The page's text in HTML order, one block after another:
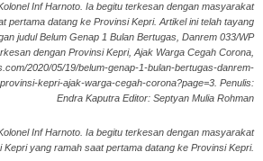
Inf Harnoto. Ia begitu terkesan dengan masyarakat
pertama datang ke Provinsi Kepri. Artikel ini telah tayang
judul Belum Genap 1 Bulan Bertugas, Danrem 033/WP
dengan Provinsi Kepri, Ajak Warga Cegah Corona,
2020/05/19/belum-genap-1-bulan-bertugas-danrem-
kepri-ajak-warga-cegah-corona?page=3. Penulis:
Endra Kaputra Editor: Septyan Mulia Rohman
Inf Harnoto. Ia begitu terkesan dengan masyarakat
Kepri yang ramah saat pertama datang ke Provinsi Kepri.